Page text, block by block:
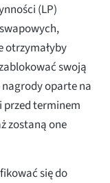
(LP)
otrzymałyby
swoją
nagrody oparte na
przed terminem
zostaną one
się do